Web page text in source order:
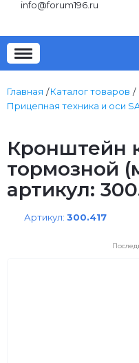
info@forum196.ru
Главная
Каталог товаров
Прицепная техника и оси
Кронштейн
тормозной
артикул:
Артикул: 300.417